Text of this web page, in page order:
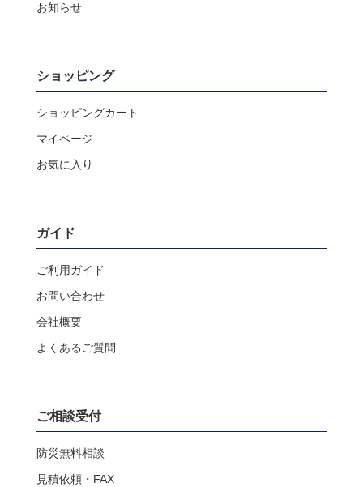
お知らせ
ショッピング
ショッピングカート
マイページ
お気に入り
ガイド
ご利用ガイド
お問い合わせ
会社概要
よくあるご質問
ご相談受付
防災無料相談
見積依頼・FAX